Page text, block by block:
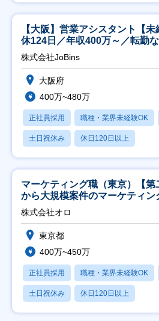
【大阪】営業アシスタント【
休124日／年収400万～／転勤な
株式会社JoBins
大阪府
400万~480万
正社員採用 職種・業界未経験OK
土日祝休み 休日120日以上
マーケティング職（東京）【
から大規模案件のマーケティン
修充実】
株式会社オロ
東京都
400万~450万
正社員採用 職種・業界未経験OK
土日祝休み 休日120日以上